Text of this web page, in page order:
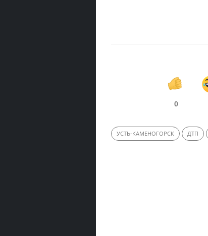
0
УСТЬ-КАМЕНОГОРСК ДТП